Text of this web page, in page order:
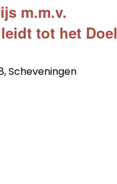
m.m.v.
tot het Doel
Scheveningen